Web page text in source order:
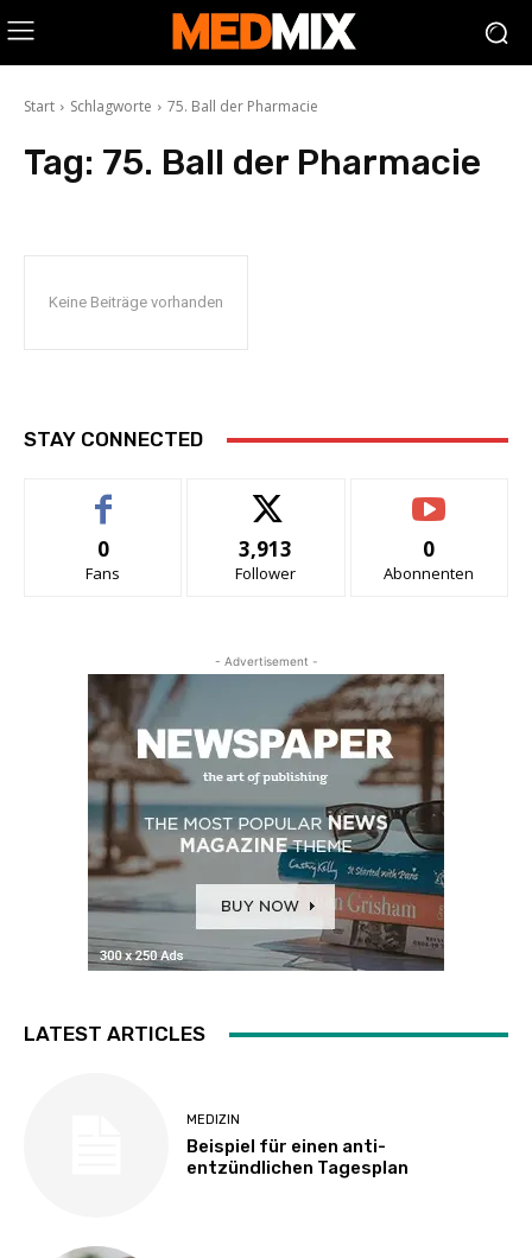
Start Schlagworte 75. Ball der Pharmacie
Tag: 75. Ball der Pharmacie
Keine Beiträge vorhanden
STAY CONNECTED
0
Fans
3,913
Follower
0
Abonnenten
- Advertisement -
LATEST ARTICLES
MEDIZIN
Beispiel für einen anti-
entzündlichen Tagesplan